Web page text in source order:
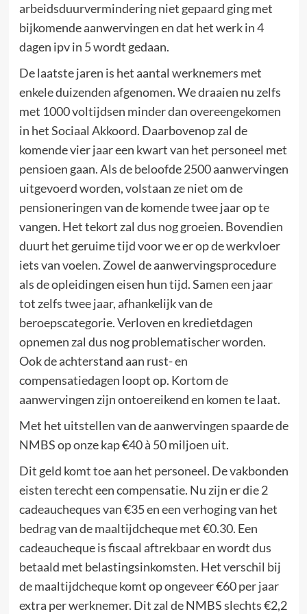
arbeidsduurvermindering niet gepaard ging met
bijkomende aanwervingen en dat het werk in 4
dagen ipv in 5 wordt gedaan.
De laatste jaren is het aantal werknemers met
enkele duizenden afgenomen. We draaien nu zelfs
met 1000 voltijdsen minder dan overeengekomen
in het Sociaal Akkoord. Daarbovenop zal de
komende vier jaar een kwart van het personeel met
pensioen gaan. Als de beloofde 2500 aanwervingen
uitgevoerd worden, volstaan ze niet om de
pensioneringen van de komende twee jaar op te
vangen. Het tekort zal dus nog groeien. Bovendien
duurt het geruime tijd voor we er op de werkvloer
iets van voelen. Zowel de aanwervingsprocedure
als de opleidingen eisen hun tijd. Samen een jaar
tot zelfs twee jaar, afhankelijk van de
beroepscategorie. Verloven en kredietdagen
opnemen zal dus nog problematischer worden.
Ook de achterstand aan rust- en
compensatiedagen loopt op. Kortom de
aanwervingen zijn ontoereikend en komen te laat.
Met het uitstellen van de aanwervingen spaarde de
NMBS op onze kap €40 à 50 miljoen uit.
Dit geld komt toe aan het personeel. De vakbonden
eisten terecht een compensatie. Nu zijn er die 2
cadeaucheques van €35 en een verhoging van het
bedrag van de maaltijdcheque met €0.30. Een
cadeaucheque is fiscaal aftrekbaar en wordt dus
betaald met belastingsinkomsten. Het verschil bij
de maaltijdcheque komt op ongeveer €60 per jaar
extra per werknemer. Dit zal de NMBS slechts €2,2